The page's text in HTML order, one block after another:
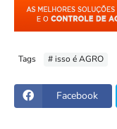
Tags # isso é AGRO
Facebook